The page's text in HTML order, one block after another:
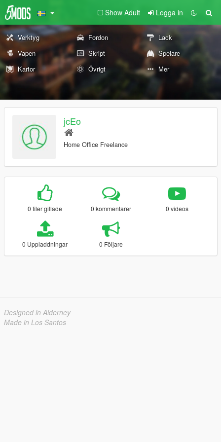
Show Adult Logga in
Verktyg Fordon
Lack
Vapen
Skript
Spelare
Kartor
Övrigt Mer
jcEo
Home Office Freelance
0 filer gillade 0 kommentarer 0 videos
0 Uppladdningar 0 Följare
Designed in Alderney
Made in Los Santos